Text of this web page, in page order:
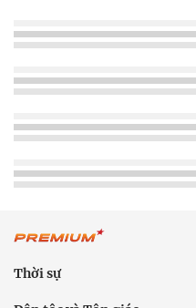
Thời sự